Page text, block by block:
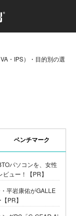
・IPS）・目的別の選
ベンチマーク
パソコンを、女性
ュー！【PR】
平岩康佑がGALLE
PR】